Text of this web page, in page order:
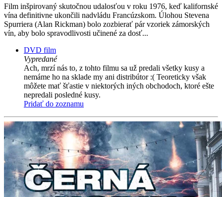
Film inšpirovaný skutočnou udalosťou v roku 1976, keď kalifornské
vína definitivne ukončili nadvládu Francúzskom. Úlohou Stevena
Spurriera (Alan Rickman) bolo zozbierať pár vzoriek zámorských
vín, aby bolo spravodlivosti učinené za dosť...
DVD film
Vypredané
Ach, mrzí nás to, z tohto filmu sa už predali všetky kusy a
nemáme ho na sklade my ani distribútor :( Teoreticky však
môžete mať šťastie v niektorých iných obchodoch, ktoré ešte
nepredali posledné kusy.
Pridať do zoznamu